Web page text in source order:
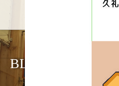
BLOG